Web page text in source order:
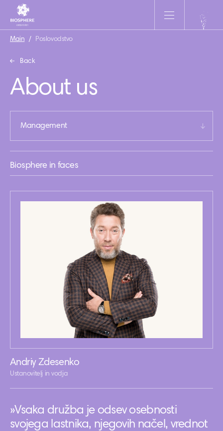
Main / Poslovodstvo
Back
About us
Management
Biosphere in faces
Andriy Zdesenko
Ustanovitelj in vodja
»Vsaka družba je odsev osebnosti
svojega lastnika, njegovih načel, vrednot